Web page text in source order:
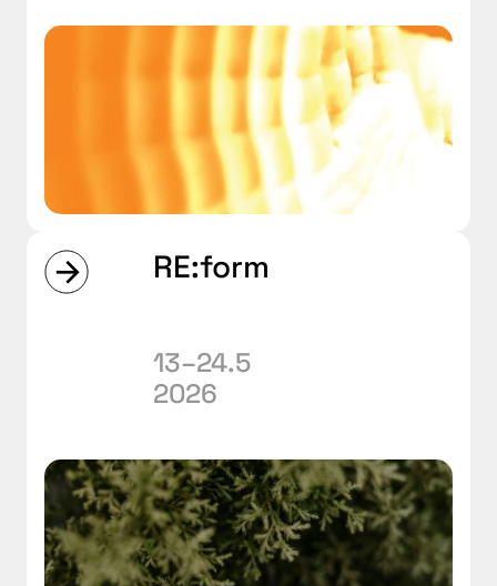
RE:form
13–24.5
2026